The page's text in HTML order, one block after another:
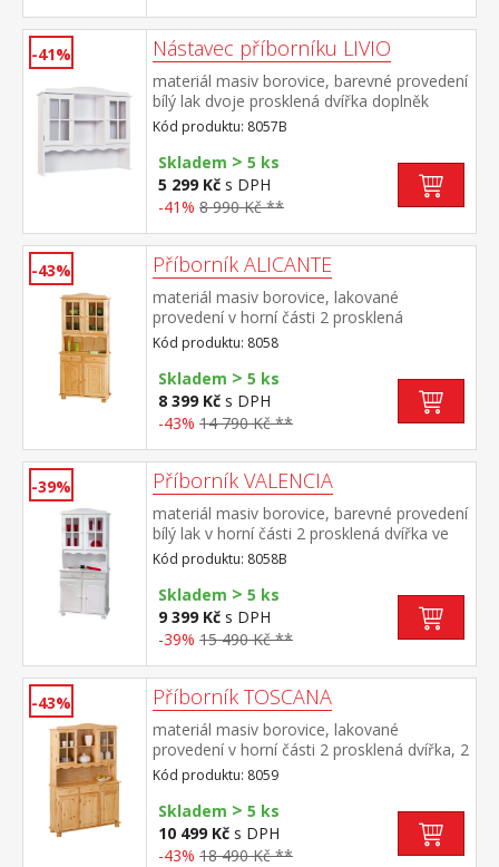
-41% Nástavec příborníku LIVIO
materiál masiv borovice, barevné provedení
bílý lak dvoje prosklená dvířka doplněk
příborníku LIVIO ID20900810 PAMINA,
LOVI, ABACO, LIVIO, ALICANTE, VALENCIA,
TOSCANA, SIENA
Kód produktu: 8057B
Skladem > 5 ks
5 299 Kč s DPH
-41% 8 990 Kč **
-43% Příborník ALICANTE
materiál masiv borovice, lakované
provedení v horní části 2 prosklená
dvířka ve spodní části 2 plná dvířka, 2
zásuvky s kovovými pojezdy hloubka horní
části 32 cm sestava příborníku PAMINA
ID30500000 a naástavce PAMINA
8056 PAMINA, LOVI, ABACO, LIVIO,
Kód produktu: 8058
Skladem > 5 ks
8 399 Kč s DPH
-43% 14 790 Kč **
-39% Příborník VALENCIA
materiál masiv borovice, barevné provedení
bílý lak v horní části 2 prosklená dvířka ve
spodní části 2 plná dvířka, 2 zásuvky s
kovovými pojezdy hloubka horní části 32
cm sestava příborníku LOVI ID20900802 a
nástavce LOVI 8056B PAMINA, LOVI,
ABACO, LIVIO, ALICANTE, VALENCIA,
Kód produktu: 8058B
Skladem > 5 ks
9 399 Kč s DPH
-39% 15 490 Kč **
-43% Příborník TOSCANA
materiál masiv borovice, lakované
provedení v horní části 2 prosklená dvířka, 2
police ve spodní části 3 plná dvířka, 3
zásuvky s kovovými pojezdy hloubka horní
části 32 cm sestava příborníku ABACO
ID30500010 a nástavce ABACO
8057 PAMINA, LOVI, ABACO, LIVIO,
Kód produktu: 8059
Skladem > 5 ks
10 499 Kč s DPH
-43% 18 490 Kč **